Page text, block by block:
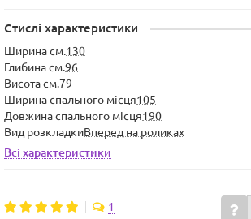
Стислі характеристики
Ширина см.130
Глибина см.96
Висота см.79
Ширина спального місця105
Довжина спального місця190
Вид розкладкиВперед на роликах
Всі характеристики
1